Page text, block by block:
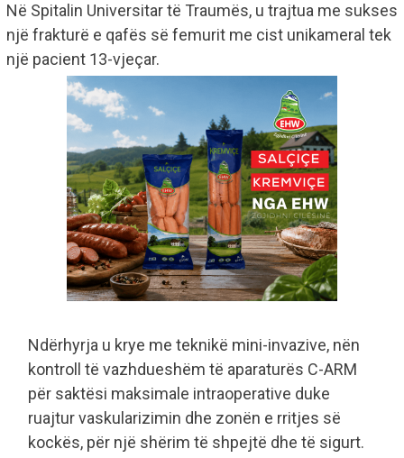
Në Spitalin Universitar të Traumës, u trajtua me sukses
një frakturë e qafës së femurit me cist unikameral tek
një pacient 13-vjeçar.
Ndërhyrja u krye me teknikë mini-invazive, nën
kontroll të vazhdueshëm të aparaturës C-ARM
për saktësi maksimale intraoperative duke
ruajtur vaskularizimin dhe zonën e rritjes së
kockës, për një shërim të shpejtë dhe të sigurt.